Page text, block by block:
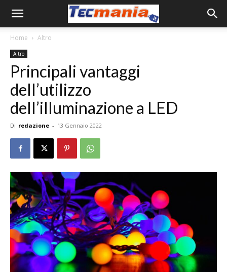
Home Altro
Altro
Principali vantaggi
dell’utilizzo
dell’illuminazione a LED
Di redazione - 13 Gennaio 2022